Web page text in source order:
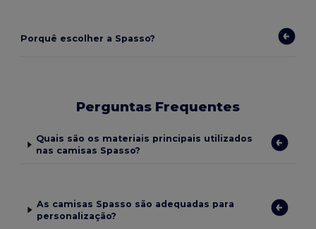
Porquê escolher a Spasso?
Perguntas Frequentes
Quais são os materiais principais utilizados
nas camisas Spasso?
As camisas Spasso são adequadas para
personalização?